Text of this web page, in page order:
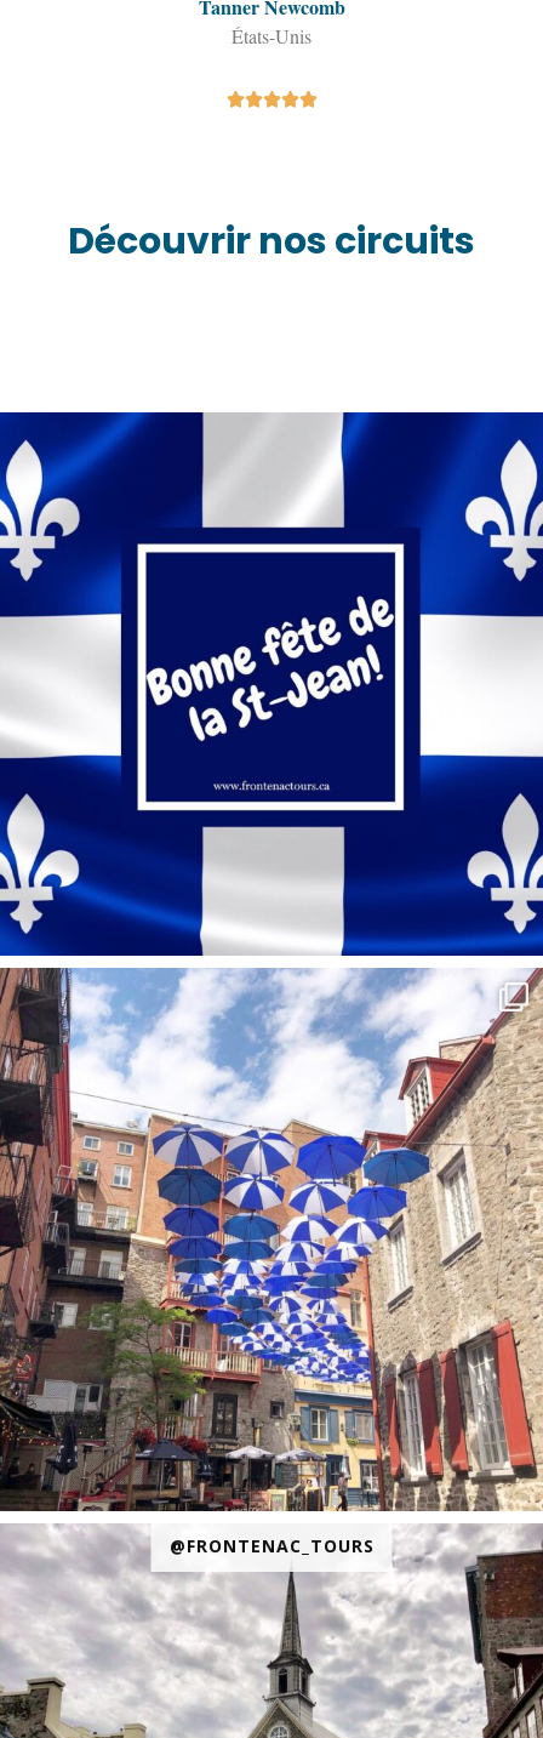
Tanner Newcomb
États-Unis

Découvrir nos circuits
@FRONTENAC_TOURS